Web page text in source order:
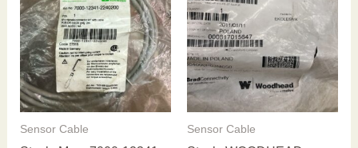
Sensor Cable Sensor Cable